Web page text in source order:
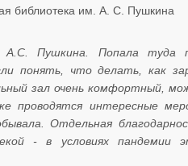
библиотека им. А. С. Пушкина
А.С. Пушкина. Попала туда
понять, что делать, как
зал очень комфортный,
проводятся интересные
Отдельная
- в условиях пандемии